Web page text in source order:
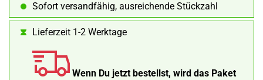
Sofort versandfähig, ausreichende Stückzahl
Lieferzeit 1-2 Werktage
Wenn Du jetzt bestellst, wird das Paket